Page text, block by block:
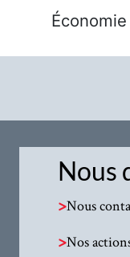
Économie
Nous
>Nous
>Nos